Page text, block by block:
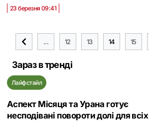
23 березня 09:41
... 12 13 14 15
Зараз в тренді
Лайфстайл
Аспект Місяця та Урана готує
несподівані повороти долі для всіх